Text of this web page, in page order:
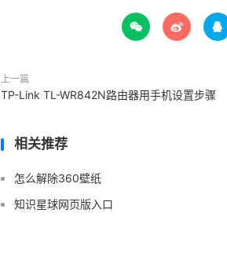
  
上一篇
TP-Link TL-WR842N路由器用手机设置步骤
相关推荐
怎么解除360壁纸
知识星球网页版入口